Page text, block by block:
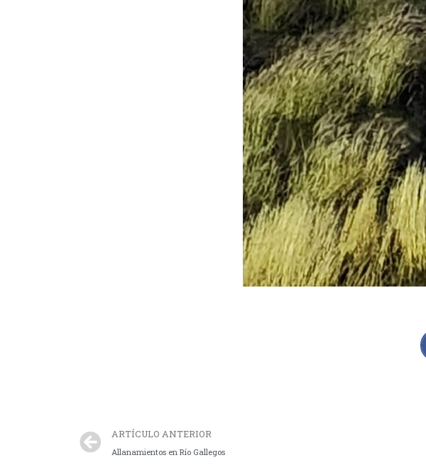
ARTÍCULO ANTERIOR
Allanamientos en Río Gallegos